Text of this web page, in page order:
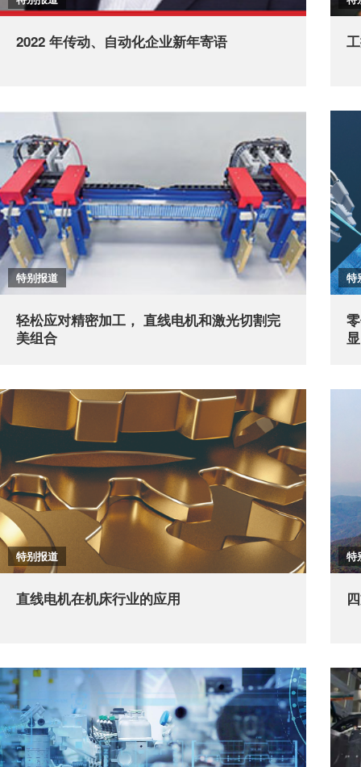
2022 年传动、自动化企业新年寄语
特别报道
轻松应对精密加工， 直线电机和激光切割完
美组合
特
显
特别报道
直线电机在机床行业的应用
特